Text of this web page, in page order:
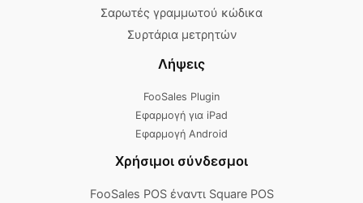
Σαρωτές γραμμωτού κώδικα
Συρτάρια μετρητών
Λήψεις
FooSales Plugin
Εφαρμογή για iPad
Εφαρμογή Android
Χρήσιμοι σύνδεσμοι
FooSales POS έναντι Square POS